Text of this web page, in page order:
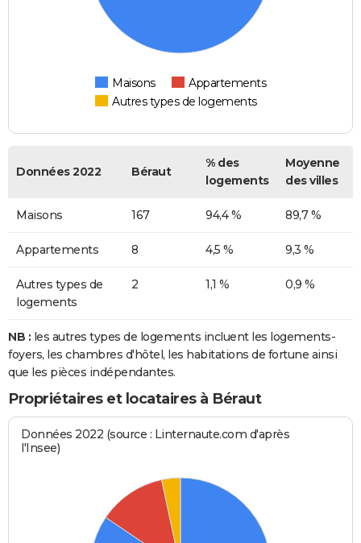
Maisons
Appartements
Autres types de logements
Données 2022 Béraut
% des
logements
Moyenne
des villes
Maisons 167 94,4 % 89,7 %
Appartements 8 4,5 % 9,3 %
Autres types de
logements
2 1,1 % 0,9 %
NB : les autres types de logements incluent les logements-
foyers, les chambres d'hôtel, les habitations de fortune ainsi
que les pièces indépendantes.
Propriétaires et locataires à Béraut
Données 2022 (source : Linternaute.com d'après
l'Insee)